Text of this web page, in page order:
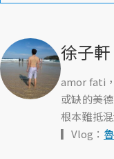
徐子軒
amor fati
或缺的美
根本難抵
▎Vlog：